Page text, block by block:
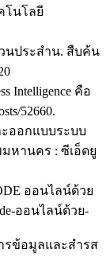
โนโลยี
นประสำน. สืบค้น
Intelligence คือ
52660.
ะออกแบบระบบ
หานคร : ซีเอ็ดยู
ออนไลน์ด้วย
ออนไลน์ด้วย-
ำรข้อมูลและสำรส